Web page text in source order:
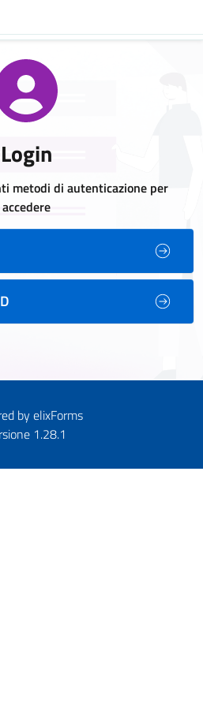
Login
metodi di autenticazione per
accedere
by elixForms
1.28.1